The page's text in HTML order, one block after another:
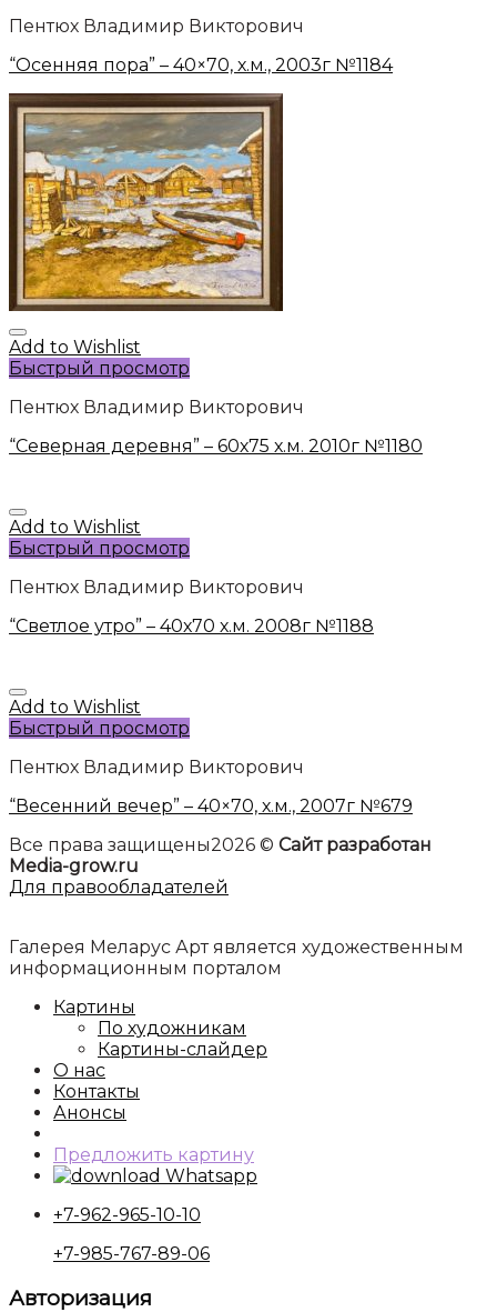
Пентюх Владимир Викторович
“Осенняя пора” – 40×70, х.м., 2003г №1184
Add to Wishlist
Быстрый просмотр
Пентюх Владимир Викторович
“Северная деревня” – 60х75 х.м. 2010г №1180
Add to Wishlist
Быстрый просмотр
Пентюх Владимир Викторович
“Светлое утро” – 40х70 х.м. 2008г №1188
Add to Wishlist
Быстрый просмотр
Пентюх Владимир Викторович
“Весенний вечер” – 40×70, х.м., 2007г №679
Все права защищены2026 © Сайт разработан
Media-grow.ru
Для правообладателей
Галерея Меларус Арт является художественным
информационным порталом
Картины
По художникам
Картины-слайдер
О нас
Контакты
Анонсы
Предложить картину
Whatsapp
+7-962-965-10-10
+7-985-767-89-06
Авторизация